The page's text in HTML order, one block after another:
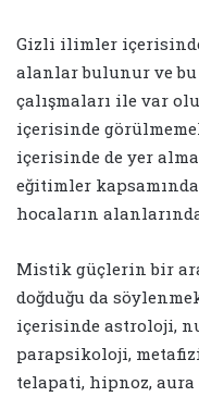
Gizli ilimler
alanlar bulunur ve
çalışmaları ile var
içerisinde
içerisinde de yer
eğitimler
hocaların
Mistik güçlerin bir
doğduğu da
içerisinde astroloji,
parapsikoloji,
telapati, hipnoz,